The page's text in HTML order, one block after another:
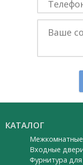
КАТАЛОГ
Входные
Фурнитура